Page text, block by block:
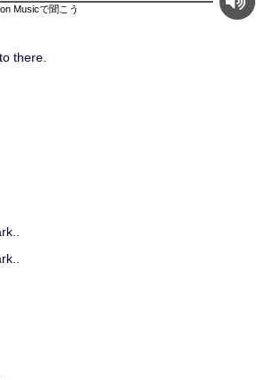
Musicで聞こう
there.